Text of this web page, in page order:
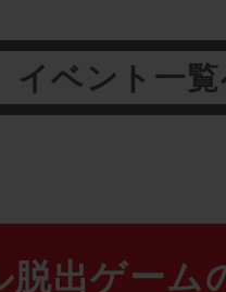
イベント一
脱出ゲーム